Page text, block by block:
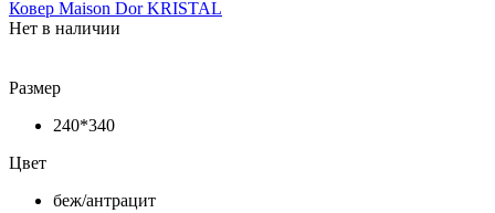
Ковер Maison Dor KRISTAL
Нет в наличии
Размер
240*340
Цвет
беж/антрацит